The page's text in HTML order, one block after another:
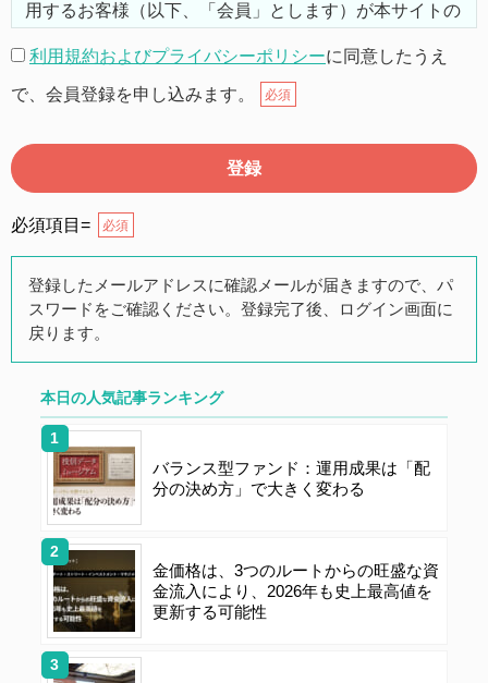
用するお客様（以下、「会員」とします）が本サイトの
「本規約」とします）を定めます。
本規約は本サイトが提供するサービスについて規定した
第３条（会員）
本サイトの会員は、公募投資信託もしくは各種の保険商
品の販売に携わる上記項目に該当していることを条件と
時点で、本会員規約の内容に同意したものとみなしま
す。なお、申込に際し虚偽の内容がある場合や本規約に
違反するおそれがある場合には、当社は会員登録を拒否
もしくは抹消することができます。
第４条（ユーザー名とパスワードの管理）
ユーザー名およびパスワードの利用、管理は会員の自己
責任において行うものとします。会員は、ユーザー名お
渡、名義変更、売買、その他の担保に供するなどの行為
利用規約およびプライバシーポリシーに同意したうえ
で、会員登録を申し込みます。 必須
必須項目= 必須
登録したメールアドレスに確認メールが届きますので、パ
スワードをご確認ください。登録完了後、ログイン画面に
戻ります。
本日の人気記事ランキング
バランス型ファンド：運用成果は「配
分の決め方」で大きく変わる
金価格は、3つのルートからの旺盛な資
金流入により、2026年も史上最高値を
更新する可能性